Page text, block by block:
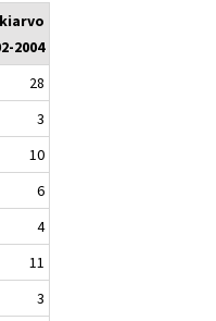
2004
28
3
10
6
4
11
3